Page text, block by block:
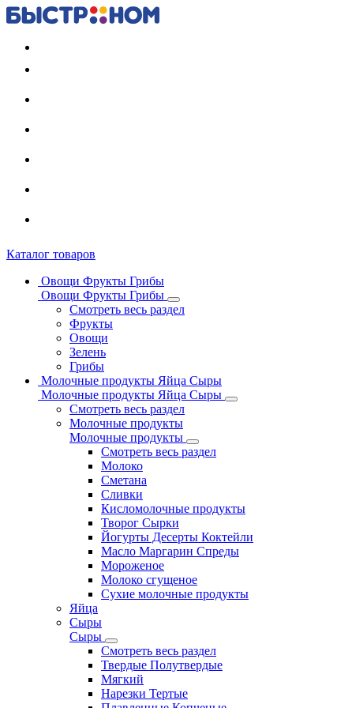
Каталог товаров
Овощи Фрукты Грибы
Овощи Фрукты Грибы
Смотреть весь раздел
Фрукты
Овощи
Зелень
Грибы
Молочные продукты Яйца Сыры
Молочные продукты Яйца Сыры
Смотреть весь раздел
Молочные продукты
Молочные продукты
Смотреть весь раздел
Молоко
Сметана
Сливки
Кисломолочные продукты
Творог Сырки
Йогурты Десерты Коктейли
Масло Маргарин Спреды
Мороженое
Молоко сгущеное
Сухие молочные продукты
Яйца
Сыры
Сыры
Смотреть весь раздел
Твердые Полутвердые
Мягкий
Нарезки Тертые